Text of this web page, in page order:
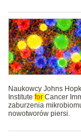
Naukowcy Johns
Institute for Cancer
zaburzenia
nowotworów piersi.